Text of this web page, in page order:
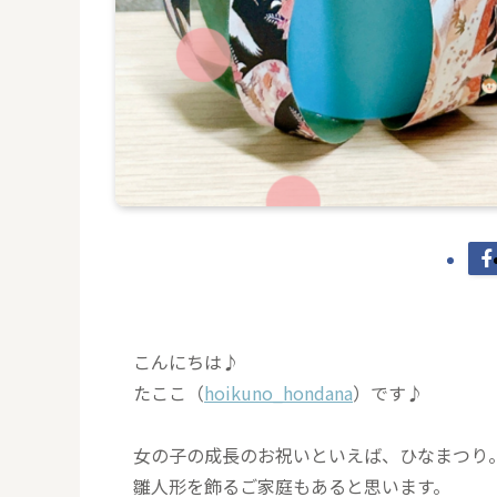
こんにちは♪
たここ（hoikuno_hondana）です♪
女の子の成長のお祝いといえば、ひなまつり
雛人形を飾るご家庭もあると思います。